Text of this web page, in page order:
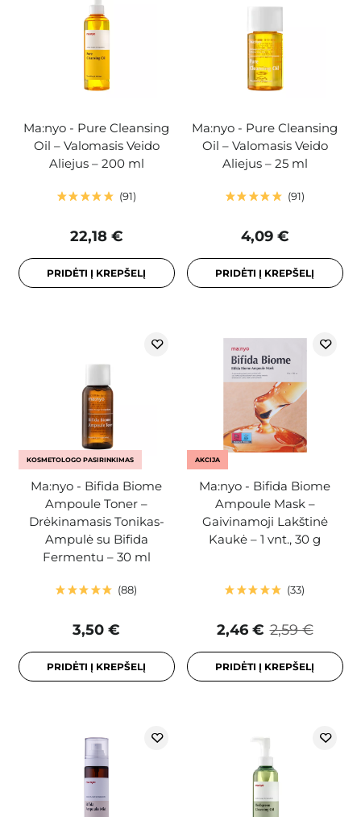
Ma:nyo - Pure Cleansing
Oil – Valomasis Veido
Aliejus – 200 ml
91
22,18 €
PRIDĖTI Į KREPŠELĮ
Ma:nyo - Pure Cleansing
Oil – Valomasis Veido
Aliejus – 25 ml
91
4,09 €
PRIDĖTI Į KREPŠELĮ
KOSMETOLOGO PASIRINKIMAS
Ma:nyo - Bifida Biome
Ampoule Toner –
Drėkinamasis Tonikas-
Ampulė su Bifida
Fermentu – 30 ml
88
3,50 €
PRIDĖTI Į KREPŠELĮ
AKCIJA
Ma:nyo - Bifida Biome
Ampoule Mask –
Gaivinamoji Lakštinė
Kaukė – 1 vnt., 30 g
33
2,59 €
2,46 €
PRIDĖTI Į KREPŠELĮ